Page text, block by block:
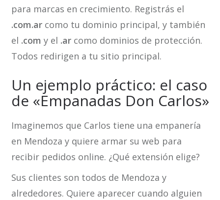
para marcas en crecimiento. Registrás el
.com.arcomo tu dominio principal, y también
el .com y el .arcomo dominios de protección.
Todos redirigen a tu sitio principal.
Un ejemplo práctico: el caso
de «Empanadas Don Carlos»
Imaginemos que Carlos tiene una empanería
en Mendoza y quiere armar su web para
recibir pedidos online. ¿Qué extensión elige?
Sus clientes son todos de Mendoza y
alrededores. Quiere aparecer cuando alguien